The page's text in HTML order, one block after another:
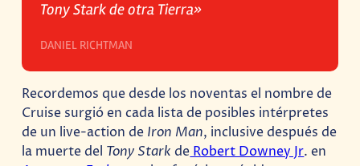
Tony Stark de otra Tierra»
DANIEL RICHTMAN
Recordemos que desde los noventas el nombre de
Cruise surgió en cada lista de posibles intérpretes
de un live-action de Iron Man, inclusive después de
la muerte del Tony Starkde Robert Downey Jr. en